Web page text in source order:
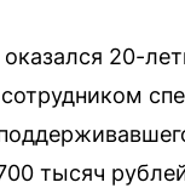
20-
тысяч